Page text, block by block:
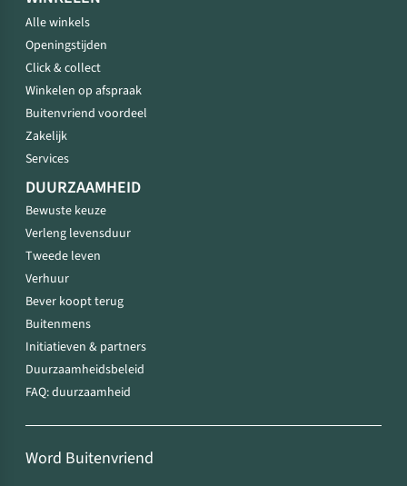
Alle winkels
Openingstijden
Click & collect
Winkelen op afspraak
Buitenvriend voordeel
Zakelijk
Services
DUURZAAMHEID
Bewuste keuze
Verleng levensduur
Tweede leven
Verhuur
Bever koopt terug
Buitenmens
Initiatieven & partners
Duurzaamheidsbeleid
FAQ: duurzaamheid
Word Buitenvriend